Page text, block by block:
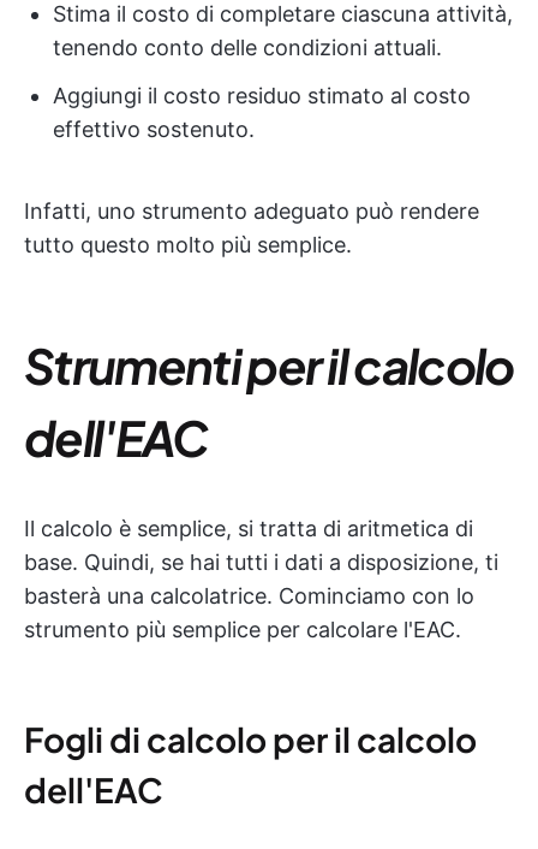
Stima il costo di completare ciascuna attività,
tenendo conto delle condizioni attuali.
Aggiungi il costo residuo stimato al costo
effettivo sostenuto.
Infatti, uno strumento adeguato può rendere
tutto questo molto più semplice.
Strumenti per il calcolo
dell'EAC
Il calcolo è semplice, si tratta di aritmetica di
base. Quindi, se hai tutti i dati a disposizione, ti
basterà una calcolatrice. Cominciamo con lo
strumento più semplice per calcolare l'EAC.
Fogli di calcolo per il calcolo
dell'EAC